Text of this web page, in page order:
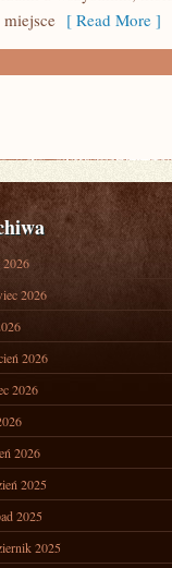
[ Read More ]
2026
2026
2026
2026
2026
2025
2025
2025